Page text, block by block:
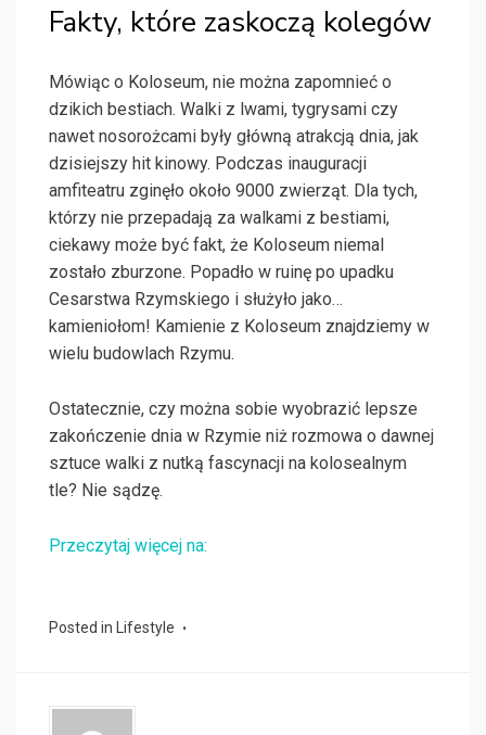
Fakty, które zaskoczą kolegów
Mówiąc o Koloseum, nie można zapomnieć o
dzikich bestiach. Walki z lwami, tygrysami czy
nawet nosorożcami były główną atrakcją dnia, jak
dzisiejszy hit kinowy. Podczas inauguracji
amfiteatru zginęło około 9000 zwierząt. Dla tych,
którzy nie przepadają za walkami z bestiami,
ciekawy może być fakt, że Koloseum niemal
zostało zburzone. Popadło w ruinę po upadku
Cesarstwa Rzymskiego i służyło jako…
kamieniołom! Kamienie z Koloseum znajdziemy w
wielu budowlach Rzymu.
Ostatecznie, czy można sobie wyobrazić lepsze
zakończenie dnia w Rzymie niż rozmowa o dawnej
sztuce walki z nutką fascynacji na kolosealnym
tle? Nie sądzę.
Przeczytaj więcej na:
Posted in Lifestyle